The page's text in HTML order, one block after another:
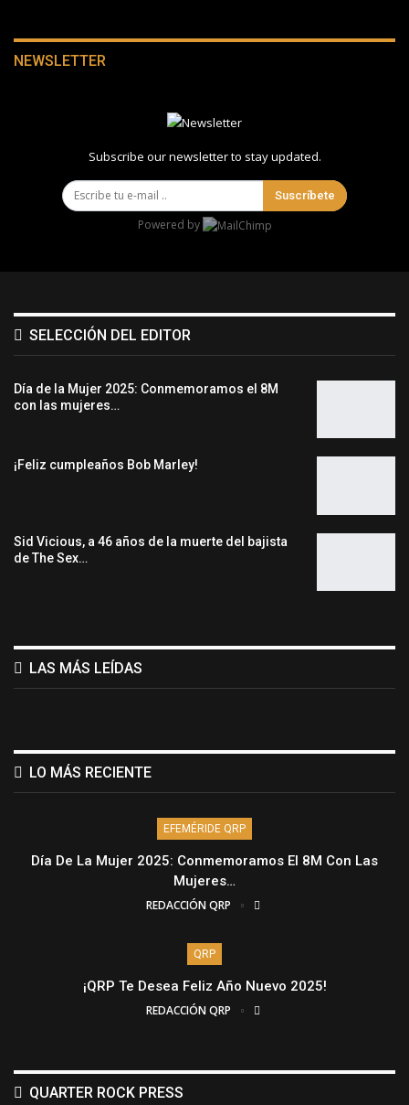
NEWSLETTER
Subscribe our newsletter to stay updated.
Suscríbete
Powered by
SELECCIÓN DEL EDITOR
Día de la Mujer 2025: Conmemoramos el 8M
con las mujeres…
¡Feliz cumpleaños Bob Marley!
Sid Vicious, a 46 años de la muerte del bajista
de The Sex…
LAS MÁS LEÍDAS
LO MÁS RECIENTE
EFEMÉRIDE QRP
Día De La Mujer 2025: Conmemoramos El 8M Con Las
Mujeres…
REDACCIÓN QRP
QRP
¡QRP Te Desea Feliz Año Nuevo 2025!
REDACCIÓN QRP
QUARTER ROCK PRESS